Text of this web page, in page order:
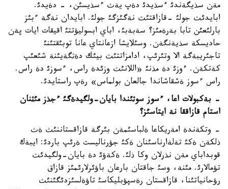
مةن سذيگةندئ ءسذيدئ دةپ يةث ءسذيسئن، - دةيدئ.
ابايدئث جولئ -قازاقتئث نةگئزگئ جولئ. ابايدان نةگة ءبئز
بارلئعئن تابا بةرةمئز؟ سةبةبئ، اباي ابسوليؤتتئ اقيقات ايات پةن
حاديسكة سذيةنگةن. وسئلايشا ازعانتاي عانا توبئقتئنئ
تاجئريبةگة الا وتئرئپ، ادامزاتتئث بيئك دةثگةيئنة شئعئپ
كةتكةن. ءوزئ دة مذنئ «اللانئث وزئدة راس، ءسوزئ دة راس.
راس ءسوز ةشقاشاندا جالعان بولماس» رةپ راستايدئ.
- بةكبولات اعا، ءسوز سوثئندا بايان-ولگيدةگئ ءجذز مئثنان
استام قازاققا نة ايتاسئز؟
- وتكةندة امةريكاعا ةلباسئمةن بئرگة قازاقستاننئث ةث
ذلكةن ةكئ تةلةارناسئنان ةكئ جؤرناليست ةرئپ باردئ: ايبةك
قوبداباي مةن نذرلان وكا ذلئ. ةكةؤئ دة بايان-ولگيدئث
تؤمالارئ. مئنة، وسئ جاقتان بارعان باؤئرلارئمئز قازاق
رؤحانياتئنا، قازاقستان رةسپؤبليكاسئ تاؤةلسئزدئگئنئث